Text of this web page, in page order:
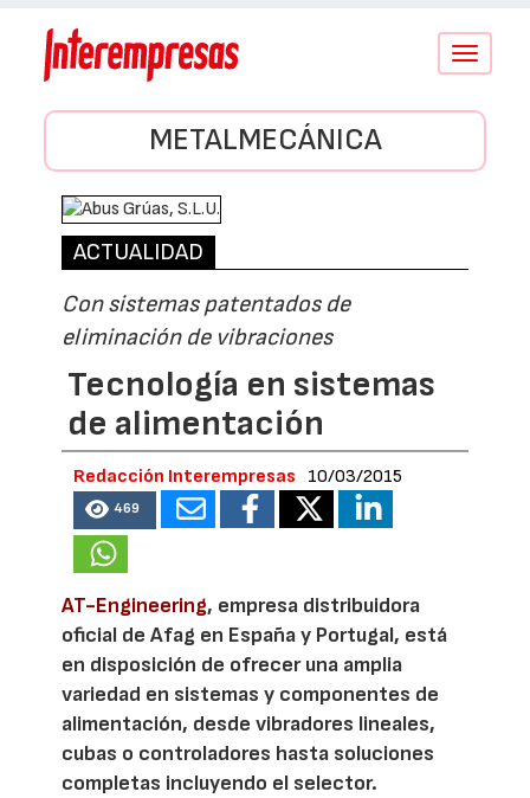
Conmutar
METALMECÁNICA
ACTUALIDAD
Con sistemas patentados de
eliminación de vibraciones
Tecnología en sistemas
de alimentación
Redacción Interempresas 10/03/2015
469
AT-Engineering, empresa distribuidora
oficial de Afag en España y Portugal, está
en disposición de ofrecer una amplia
variedad en sistemas y componentes de
alimentación, desde vibradores lineales,
cubas o controladores hasta soluciones
completas incluyendo el selector.